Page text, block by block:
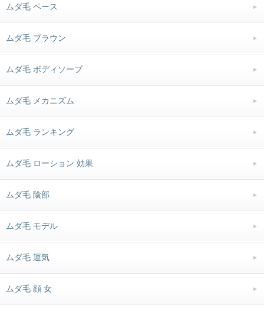
ムダ毛 ペース
ムダ毛 ブラウン
ムダ毛 ボディソープ
ムダ毛 メカニズム
ムダ毛 ランキング
ムダ毛 ローション 効果
ムダ毛 陰部
ムダ毛 モデル
ムダ毛 運気
ムダ毛 顔 女